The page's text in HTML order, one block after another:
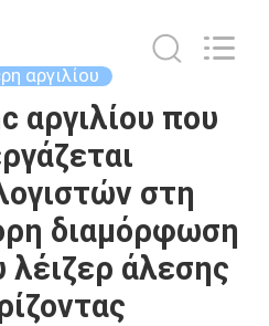
αργιλίου
αργιλίου που
στη
διαμόρφωση
άλεσης